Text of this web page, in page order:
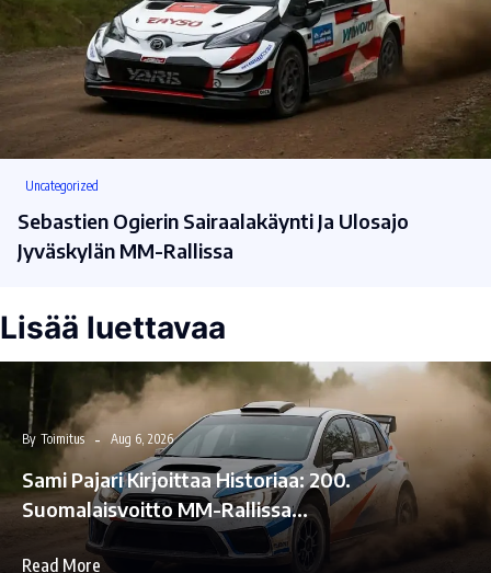
Uncategorized
Sebastien Ogierin Sairaalakäynti Ja Ulosajo
Jyväskylän MM-Rallissa
Lisää luettavaa
By Toimitus Aug 6, 2026
Sami Pajari Kirjoittaa Historiaa: 200.
Suomalaisvoitto MM-Rallissa…
Read More